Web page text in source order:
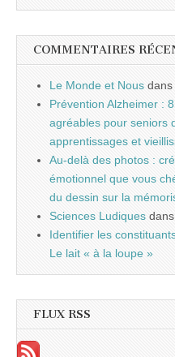
COMMENTAIRES
Le Monde et Nous dans
Prévention Alzheimer :
agréables pour seniors
apprentissages et
Au-delà des photos :
émotionnel que vous
du dessin sur la
Sciences Ludiques dans
Identifier les
Le lait « à la loupe »
FLUX RSS